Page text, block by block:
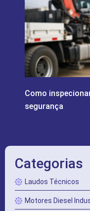
Como
segurança
Categorias
Laudos Técnicos
Motores Diesel